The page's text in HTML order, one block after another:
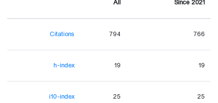
All Since 2021
Citations 794 766
h-index 19 19
i10-index 25 25